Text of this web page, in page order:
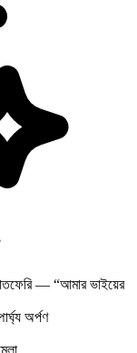
— “আমার ভাইয়ের
অর্পণ